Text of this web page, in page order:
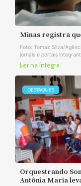
Minas registra
Foto: Tomaz Silva/
jornais e portais
Ler na íntegra
DESTAQUES
Orquestrando
Antônia Maria